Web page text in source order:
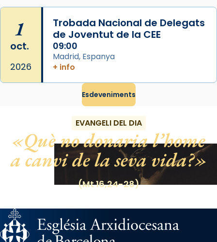
1
oct.
2026
Trobada Nacional de Delegats
de Joventut de la CEE
09:00
Madrid, Espanya
+ info
Esdeveniments
EVANGELI DEL DIA
Què no donaria l’home
a canvi de la seva vida?
(Mt 16,24-28)